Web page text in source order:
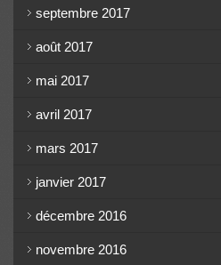
septembre 2017
août 2017
mai 2017
avril 2017
mars 2017
janvier 2017
décembre 2016
novembre 2016